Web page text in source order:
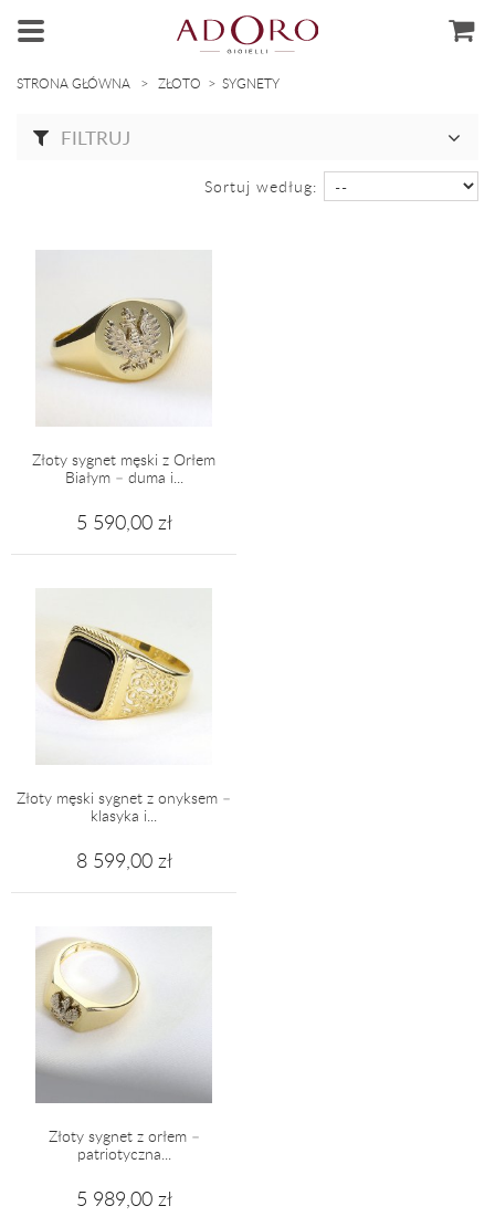
STRONA GŁÓWNA > ZŁOTO > SYGNETY
FILTRUJ
Sortuj według:
Złoty sygnet męski z Orłem
Białym – duma i...
5 590,00 zł
Złoty męski sygnet z onyksem –
klasyka i...
8 599,00 zł
Złoty sygnet z orłem –
patriotyczna...
5 989,00 zł